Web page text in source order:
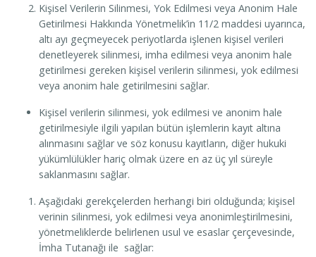
Kişisel Verilerin Silinmesi, Yok Edilmesi veya Anonim Hale
Getirilmesi Hakkında Yönetmelik’in 11/2 maddesi uyarınca,
altı ayı geçmeyecek periyotlarda işlenen kişisel verileri
denetleyerek silinmesi, imha edilmesi veya anonim hale
getirilmesi gereken kişisel verilerin silinmesi, yok edilmesi
veya anonim hale getirilmesini sağlar.
Kişisel verilerin silinmesi, yok edilmesi ve anonim hale
getirilmesiyle ilgili yapılan bütün işlemlerin kayıt altına
alınmasını sağlar ve söz konusu kayıtların, diğer hukuki
yükümlülükler hariç olmak üzere en az üç yıl süreyle
saklanmasını sağlar.
Aşağıdaki gerekçelerden herhangi biri olduğunda; kişisel
verinin silinmesi, yok edilmesi veya anonimleştirilmesini,
yönetmeliklerde belirlenen usul ve esaslar çerçevesinde,
İmha Tutanağı ile sağlar: